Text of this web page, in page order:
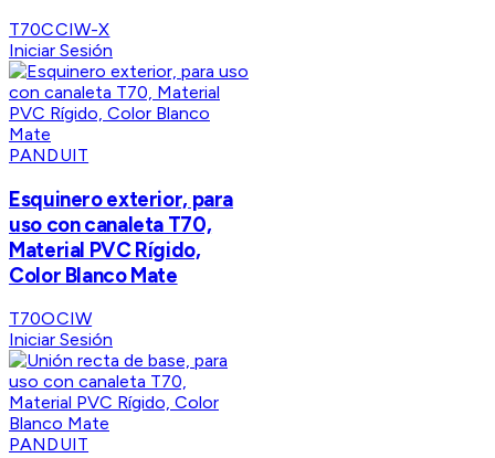
T70CCIW-X
Iniciar Sesión
PANDUIT
Esquinero exterior, para
uso con canaleta T70,
Material PVC Rígido,
Color Blanco Mate
T70OCIW
Iniciar Sesión
PANDUIT